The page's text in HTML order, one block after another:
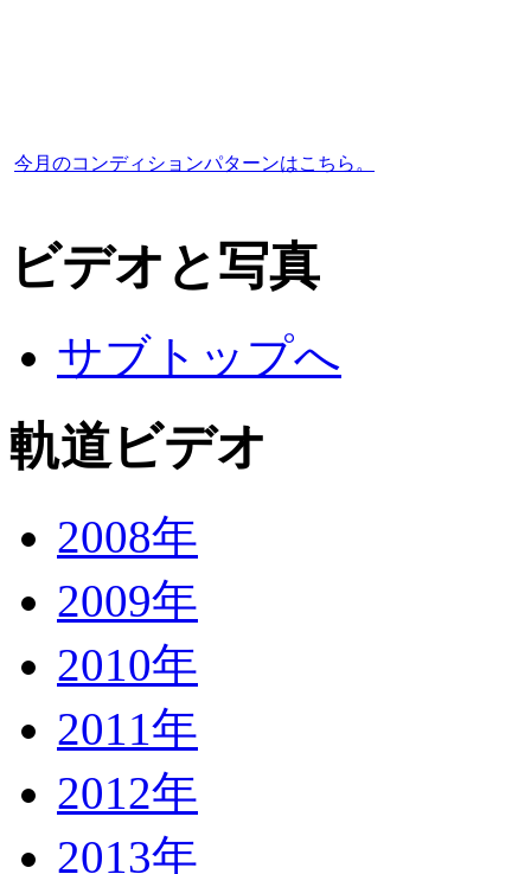
今月のコンディションパターンはこちら。
ビデオと写真
サブトップへ
軌道ビデオ
2008年
2009年
2010年
2011年
2012年
2013年